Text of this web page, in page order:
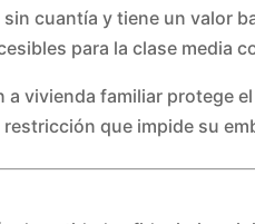
cuantía y tiene un valor
para la clase media
vivienda familiar protege
que impide su